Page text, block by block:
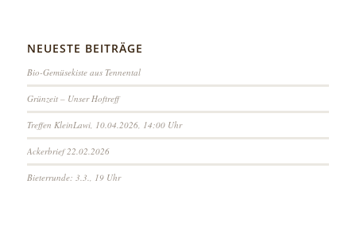
NEUESTE BEITRÄGE
Bio-Gemüsekiste aus Tennental
Grünzeit – Unser Hoftreff
Treffen KleinLawi, 10.04.2026, 14:00 Uhr
Ackerbrief 22.02.2026
Bieterrunde: 3.3., 19 Uhr